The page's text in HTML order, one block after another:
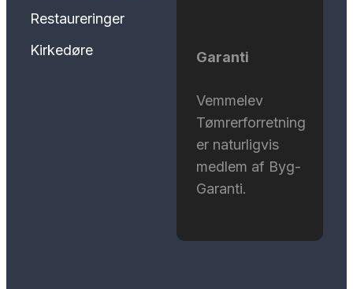
Restaureringer
Kirkedøre
Garanti
Vemmelev
Tømrerforretning
er naturligvis
medlem af Byg-
Garanti.